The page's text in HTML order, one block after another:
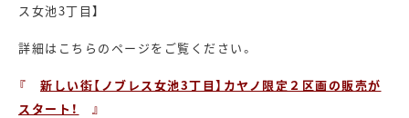
ス女池3丁目】
詳細はこちらのページをご覧ください。
『 新しい街【ノブレス女池3丁目】カヤノ限定２区画の販売が
スタート！
』